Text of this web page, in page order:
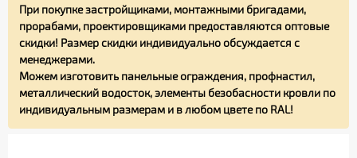
При покупке застройщиками, монтажными бригадами,
прорабами, проектировщиками предоставляются оптовые
скидки! Размер скидки индивидуально обсуждается с
менеджерами.
Можем изготовить панельные ограждения, профнастил,
металлический водосток, элементы безобасности кровли по
индивидуальным размерам и в любом цвете по RAL!